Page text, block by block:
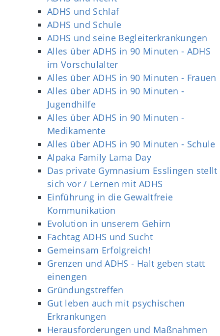
ADHS und Schlaf
ADHS und Schule
ADHS und seine Begleiterkrankungen
Alles über ADHS in 90 Minuten - ADHS
im Vorschulalter
Alles über ADHS in 90 Minuten - Frauen
Alles über ADHS in 90 Minuten -
Jugendhilfe
Alles über ADHS in 90 Minuten -
Medikamente
Alles über ADHS in 90 Minuten - Schule
Alpaka Family Lama Day
Das private Gymnasium Esslingen stellt
sich vor / Lernen mit ADHS
Einführung in die Gewaltfreie
Kommunikation
Evolution in unserem Gehirn
Fachtag ADHS und Sucht
Gemeinsam Erfolgreich!
Grenzen und ADHS - Halt geben statt
einengen
Gründungstreffen
Gut leben auch mit psychischen
Erkrankungen
Herausforderungen und Maßnahmen